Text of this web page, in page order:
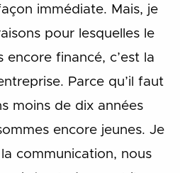
immédiate. Mais, je
pour lesquelles le
encore financé, c’est la
Parce qu’il faut
moins de dix années
encore jeunes. Je
communication, nous